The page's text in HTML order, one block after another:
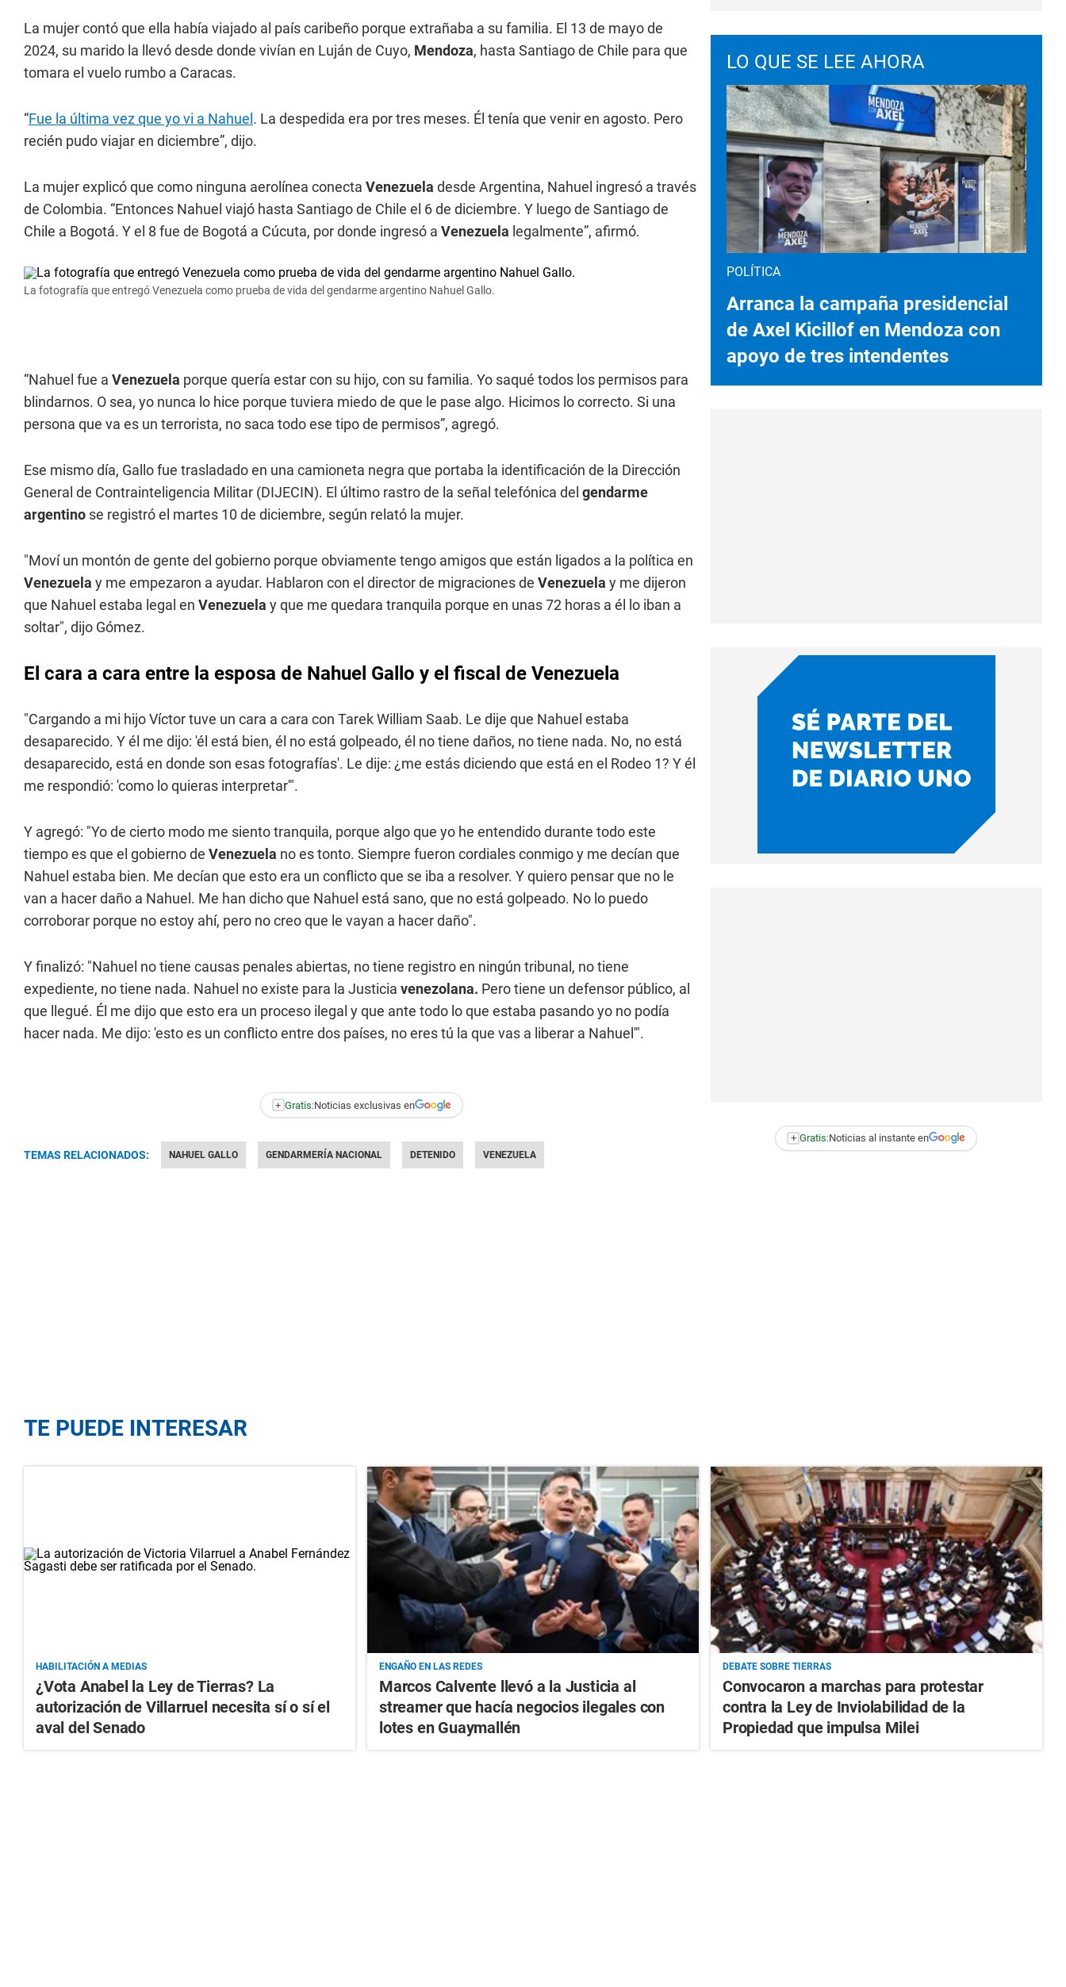
La mujer contó que ella había viajado al país caribeño porque extrañaba a su familia. El 13 de mayo de
2024, su marido la llevó desde donde vivían en Luján de Cuyo, Mendoza, hasta Santiago de Chile para que
tomara el vuelo rumbo a Caracas.
“Fue la última vez que yo vi a Nahuel . La despedida era por tres meses. Él tenía que venir en agosto. Pero
recién pudo viajar en diciembre”, dijo.
La mujer explicó que como ninguna aerolínea conecta Venezuela desde Argentina, Nahuel ingresó a través
de Colombia. “Entonces Nahuel viajó hasta Santiago de Chile el 6 de diciembre. Y luego de Santiago de
Chile a Bogotá. Y el 8 fue de Bogotá a Cúcuta, por donde ingresó a Venezuela legalmente”, afirmó.
La fotografía que entregó Venezuela como prueba de vida del gendarme argentino Nahuel Gallo.
“Nahuel fue a Venezuela porque quería estar con su hijo, con su familia. Yo saqué todos los permisos para
blindarnos. O sea, yo nunca lo hice porque tuviera miedo de que le pase algo. Hicimos lo correcto. Si una
persona que va es un terrorista, no saca todo ese tipo de permisos”, agregó.
Ese mismo día, Gallo fue trasladado en una camioneta negra que portaba la identificación de la Dirección
General de Contrainteligencia Militar (DIJECIN). El último rastro de la señal telefónica del gendarme
argentino se registró el martes 10 de diciembre, según relató la mujer.
"Moví un montón de gente del gobierno porque obviamente tengo amigos que están ligados a la política en
Venezuela y me empezaron a ayudar. Hablaron con el director de migraciones de Venezuela y me dijeron
que Nahuel estaba legal en Venezuela y que me quedara tranquila porque en unas 72 horas a él lo iban a
soltar", dijo Gómez.
El cara a cara entre la esposa de Nahuel Gallo y el fiscal de Venezuela
"Cargando a mi hijo Víctor tuve un cara a cara con Tarek William Saab. Le dije que Nahuel estaba
desaparecido. Y él me dijo: 'él está bien, él no está golpeado, él no tiene daños, no tiene nada. No, no está
desaparecido, está en donde son esas fotografías'. Le dije: ¿me estás diciendo que está en el Rodeo 1? Y él
me respondió: 'como lo quieras interpretar'".
Y agregó: "Yo de cierto modo me siento tranquila, porque algo que yo he entendido durante todo este
tiempo es que el gobierno de Venezuela no es tonto. Siempre fueron cordiales conmigo y me decían que
Nahuel estaba bien. Me decían que esto era un conflicto que se iba a resolver. Y quiero pensar que no le
van a hacer daño a Nahuel. Me han dicho que Nahuel está sano, que no está golpeado. No lo puedo
corroborar porque no estoy ahí, pero no creo que le vayan a hacer daño".
Y finalizó: "Nahuel no tiene causas penales abiertas, no tiene registro en ningún tribunal, no tiene
expediente, no tiene nada. Nahuel no existe para la Justicia venezolana. Pero tiene un defensor público, al
que llegué. Él me dijo que esto era un proceso ilegal y que ante todo lo que estaba pasando yo no podía
hacer nada. Me dijo: 'esto es un conflicto entre dos países, no eres tú la que vas a liberar a Nahuel'".
+ Gratis:Noticias exclusivas en
TEMAS RELACIONADOS: NAHUEL GALLO GENDARMERÍA NACIONAL DETENIDO VENEZUELA
LO QUE SE LEE AHORA
POLÍTICA
Arranca la campaña presidencial
de Axel Kicillof en Mendoza con
apoyo de tres intendentes
+ Gratis:Noticias al instante en
TE PUEDE INTERESAR
HABILITACIÓN A MEDIAS
¿Vota Anabel la Ley de Tierras? La
autorización de Villarruel necesita sí o sí el
aval del Senado
ENGAÑO EN LAS REDES
Marcos Calvente llevó a la Justicia al
streamer que hacía negocios ilegales con
lotes en Guaymallén
DEBATE SOBRE TIERRAS
Convocaron a marchas para protestar
contra la Ley de Inviolabilidad de la
Propiedad que impulsa Milei